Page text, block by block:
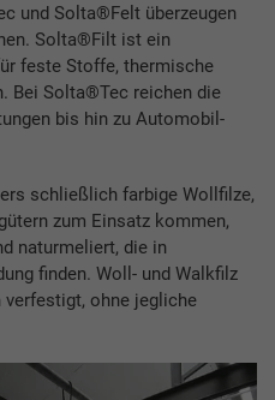
und Solta®Felt überzeugen
Solta®Filt ist ein
feste Stoffe, thermische
Bei Solta®Tec reichen die
bis hin zu Automobil-
schließlich farbige Wollfilze,
zum Einsatz kommen,
naturmeliert, die in
finden. Woll- und Walkfilz
ohne jegliche